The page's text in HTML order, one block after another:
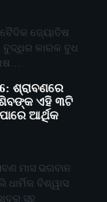
: ବୈଦିକ ଜ୍ୟୋତିଷ
ବୁଦ୍ଧିର କାରକ ବୁଧ
ଶ୍ରାବଣରେ
ଏହି ୩ଟି
ଆର୍ଥିକ
ମାସ ଭଗବାନ
ବିଶ୍ୱାସ
ସହ